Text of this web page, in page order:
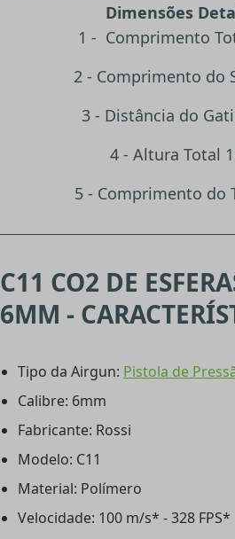
Dimensões
1 - Comprimento
2 - Comprimento do
3 - Distância do
4 - Altura Total
5 - Comprimento do
C11 CO2 DE
6MM -
Tipo da Airgun: Pistola de
Calibre: 6mm
Fabricante: Rossi
Modelo: C11
Material: Polímero
Velocidade: 100 m/s* - 328 FPS*